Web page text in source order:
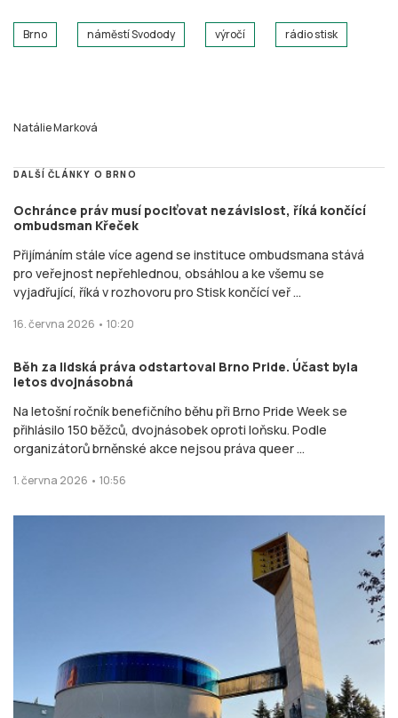
Brno náměstí Svodody výročí rádio stisk
Natálie Marková
DALŠÍ ČLÁNKY O BRNO
Ochránce práv musí pociťovat nezávislost, říká končící
ombudsman Křeček
Přijímáním stále více agend se instituce ombudsmana stává
pro veřejnost nepřehlednou, obsáhlou a ke všemu se
vyjadřující, říká v rozhovoru pro Stisk končící veř ...
16. června 2026 • 10:20
Běh za lidská práva odstartoval Brno Pride. Účast byla
letos dvojnásobná
Na letošní ročník benefičního běhu při Brno Pride Week se
přihlásilo 150 běžců, dvojnásobek oproti loňsku. Podle
organizátorů brněnské akce nejsou práva queer ...
1. června 2026 • 10:56